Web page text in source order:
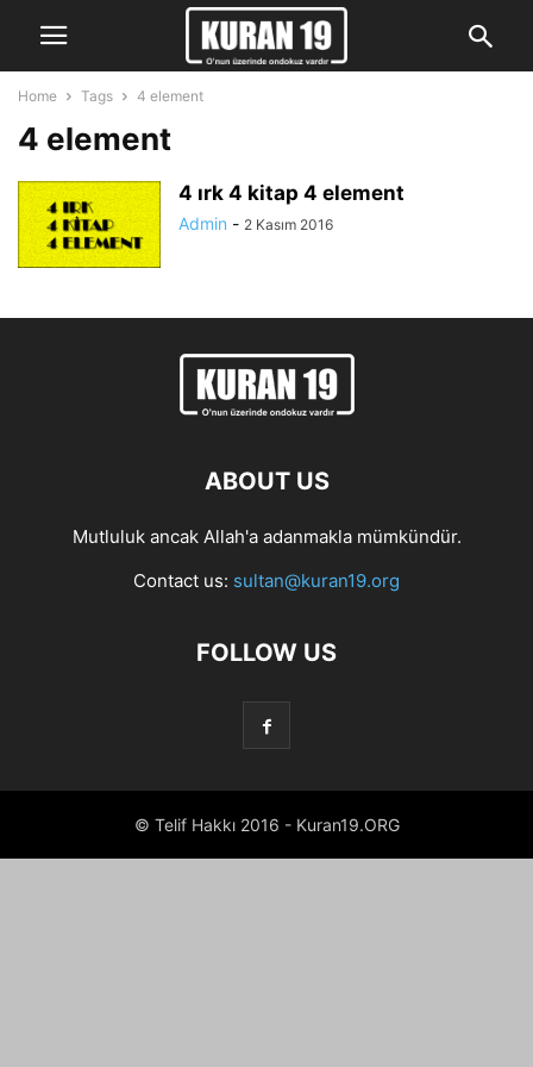
Home Tags 4 element
4 element
4 ırk 4 kitap 4 element
Admin - 2 Kasım 2016
ABOUT US
Mutluluk ancak Allah'a adanmakla mümkündür.
Contact us: sultan@kuran19.org
FOLLOW US
© Telif Hakkı 2016 - Kuran19.ORG